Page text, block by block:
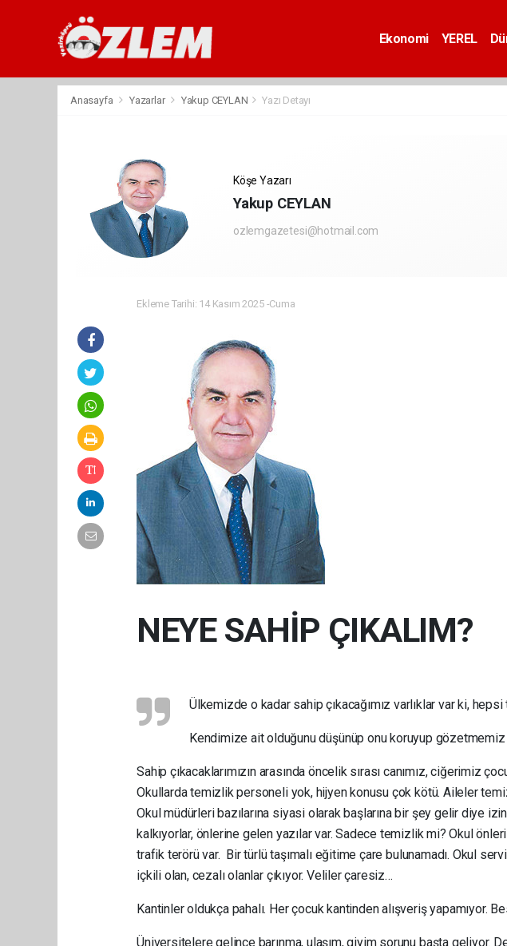
Ekonomi YEREL
Anasayfa Yazarlar Yakup CEYLAN Yazı Detayı
Köşe Yazarı
Yakup CEYLAN
ozlemgazetesi@hotmail.com
Ekleme Tarihi: 14 Kasım 2025 -Cuma
NEYE SAHİP ÇIKALIM?
Ülkemizde o kadar sahip çıkacağımız varlıklar var ki, hepsi
Kendimize ait olduğunu düşünüp onu koruyup gözetmemiz
Sahip çıkacaklarımızın arasında öncelik sırası canımız, ciğerimiz
Okullarda temizlik personeli yok, hijyen konusu çok kötü. Aileler
Okul müdürleri bazılarına siyasi olarak başlarına bir şey gelir diye
kalkıyorlar, önlerine gelen yazılar var. Sadece temizlik mi? Okul
trafik terörü var. Bir türlü taşımalı eğitime çare bulunamadı. Okul
içkili olan, cezalı olanlar çıkıyor. Veliler çaresiz…
Kantinler oldukça pahalı. Her çocuk kantinden alışveriş yapamıyor.
Üniversitelere gelince barınma, ulaşım, giyim sorunu başta geliyor.